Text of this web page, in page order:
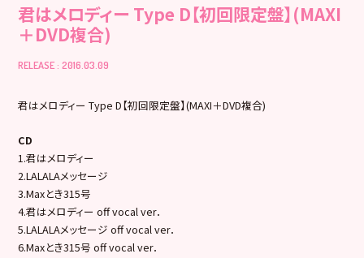
君はメロディー Type D【初回限定盤】(MAXI
＋DVD複合)
RELEASE : 2016.03.09
君はメロディー Type D【初回限定盤】(MAXI＋DVD複合)
CD
1.君はメロディー
2.LALALAメッセージ
3.Maxとき315号
4.君はメロディー off vocal ver．
5.LALALAメッセージ off vocal ver．
6.Maxとき315号 off vocal ver．